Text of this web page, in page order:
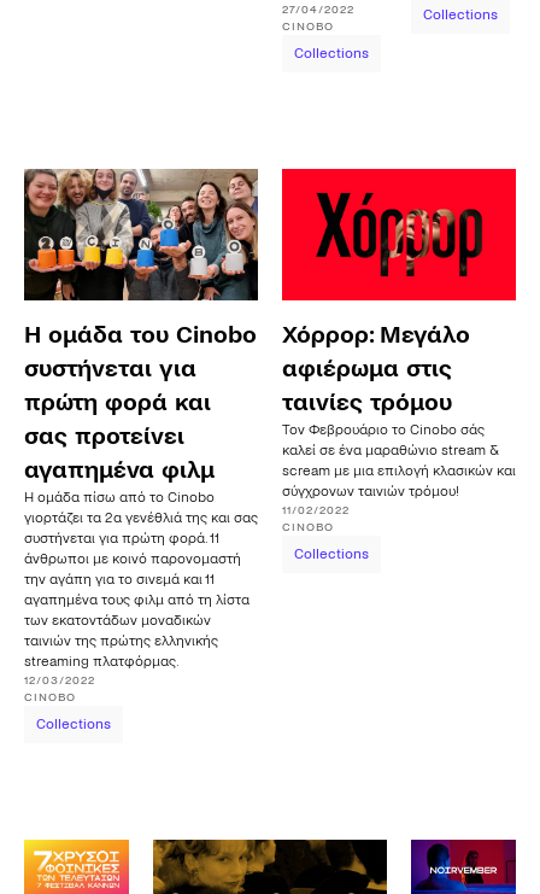
27/04/2022
CINOBO
Collections
Collections
Η ομάδα του Cinobo
συστήνεται για
πρώτη φορά και
σας προτείνει
αγαπημένα φιλμ
Η ομάδα πίσω από το Cinobo
γιορτάζει τα 2α γενέθλιά της και σας
συστήνεται για πρώτη φορά. 11
άνθρωποι με κοινό παρονομαστή
την αγάπη για το σινεμά και 11
αγαπημένα τους φιλμ από τη λίστα
των εκατοντάδων μοναδικών
ταινιών της πρώτης ελληνικής
streaming πλατφόρμας.
12/03/2022
CINOBO
Collections
Χόρρορ: Μεγάλο
αφιέρωμα στις
ταινίες τρόμου
Τον Φεβρουάριο το Cinobo σάς
καλεί σε ένα μαραθώνιο stream &
scream με μια επιλογή κλασικών και
σύγχρονων ταινιών τρόμου!
11/02/2022
CINOBO
Collections